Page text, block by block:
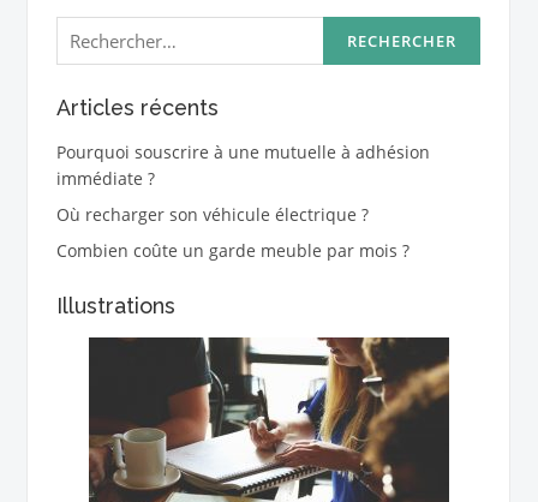
Rechercher :
Articles récents
Pourquoi souscrire à une mutuelle à adhésion
immédiate ?
Où recharger son véhicule électrique ?
Combien coûte un garde meuble par mois ?
Illustrations